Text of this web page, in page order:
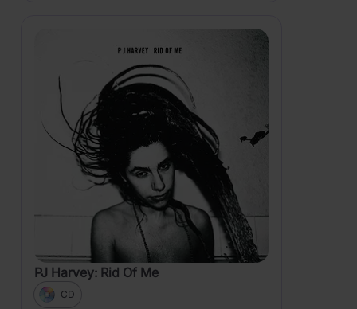
PJ Harvey: Rid Of Me
CD